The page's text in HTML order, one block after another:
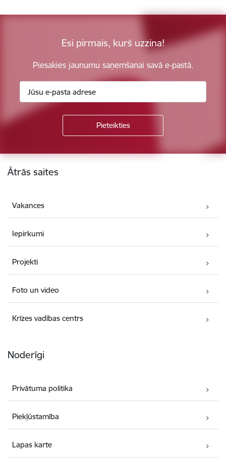
Esi pirmais, kurš uzzina!
Piesakies jaunumu saņemšanai savā e-pastā.
Kājene
Ātrās saites
Vakances
Iepirkumi
Projekti
Foto un video
Krīzes vadības centrs
Noderīgi
Privātuma politika
Piekļūstamība
Lapas karte